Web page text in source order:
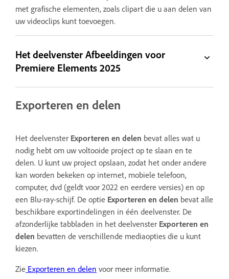
met grafische elementen, zoals clipart die u aan delen van
uw videoclips kunt toevoegen.
Het deelvenster Afbeeldingen voor
Premiere Elements 2025
Exporteren en delen
Het deelvenster Exporteren en delen bevat alles wat u
nodig hebt om uw voltooide project op te slaan en te
delen. U kunt uw project opslaan, zodat het onder andere
kan worden bekeken op internet, mobiele telefoon,
computer, dvd (geldt voor 2022 en eerdere versies) en op
een Blu-ray-schijf. De optie Exporteren en delen bevat alle
beschikbare exportindelingen in één deelvenster. De
afzonderlijke tabbladen in het deelvenster Exporteren en
delen bevatten de verschillende mediaopties die u kunt
kiezen.
Zie Exporteren en delen voor meer informatie.